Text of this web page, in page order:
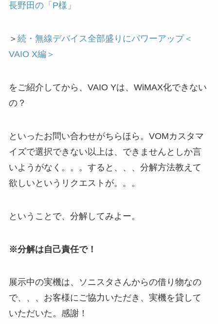
長野田の「P様」
＞ 続・無線デバイス全部盛りにパワーアップ＜
VAIO X編＞
をご紹介してから、VAIO Yは、WiMAX化できない
の？
といったお問い合わせがちらほら。VOMカスタマ
イズで選択できない以上は、できませんとしか言
いようがなく。。。すると、、、分解方法教えて
欲しいというリクエストが。。。
ということで、分解してみよー。
※分解は自己責任で！
展示中の実機は、ソニスタさんからの借り物なの
で、、、お客様にご協力いただき、実機を貸して
いただいた。感謝！